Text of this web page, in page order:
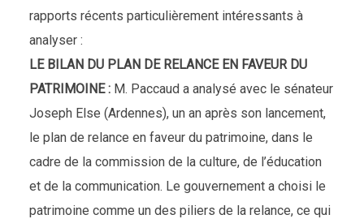
rapports récents particulièrement intéressants à
analyser :
LE BILAN DU PLAN DE RELANCE EN FAVEUR DU
PATRIMOINE :M. Paccaud a analysé avec le sénateur
Joseph Else (Ardennes), un an après son lancement,
le plan de relance en faveur du patrimoine, dans le
cadre de la commission de la culture, de l’éducation
et de la communication. Le gouvernement a choisi le
patrimoine comme un des piliers de la relance, ce qui